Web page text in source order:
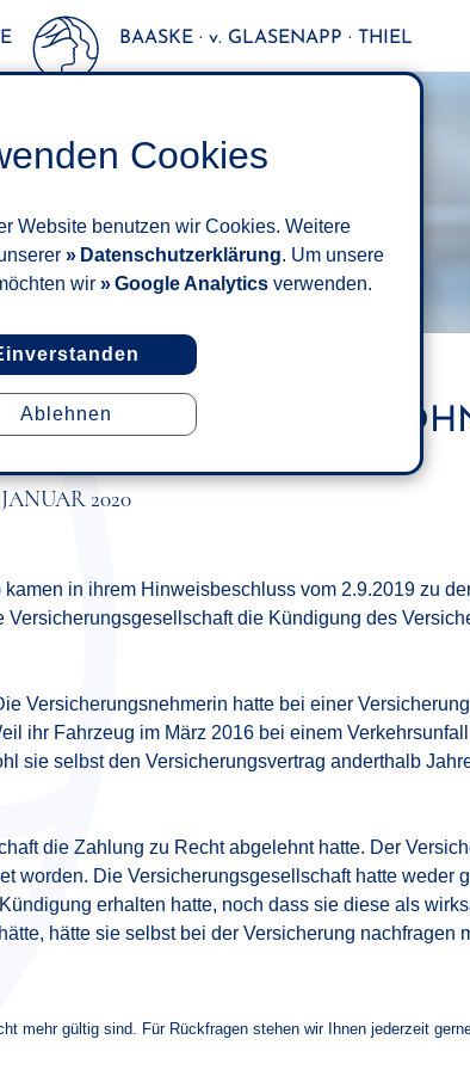
Cookies
Website benutzen wir Cookies. Weitere
Datenschutzerklärung. Um unsere
wir
Google Analytics verwenden.
Ablehnen
BAASKE · v. GLASENAPP · THIEL
AUCH
JANUAR 2020
in ihrem Hinweisbeschluss vom 2.9.2019 zu
die Kündigung des
Versicherungsnehmerin hatte bei einer
ihr Fahrzeug im März 2016 bei einem
sie selbst den Versicherungsvertrag anderthalb
die Zahlung zu Recht abgelehnt hatte. Der
worden. Die Versicherungsgesellschaft hatte weder
erhalten hatte, noch dass sie diese als
hätte sie selbst bei der Versicherung nachfragen
mehr gültig sind. Für Rückfragen stehen wir Ihnen jederzeit